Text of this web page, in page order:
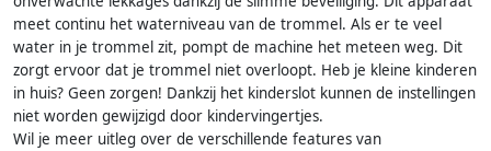
meet continu het waterniveau van de trommel. Als er te veel
water in je trommel zit, pompt de machine het meteen weg. Dit
zorgt ervoor dat je trommel niet overloopt. Heb je kleine kinderen
in huis? Geen zorgen! Dankzij het kinderslot kunnen de instellingen
niet worden gewijzigd door kindervingertjes.
Wil je meer uitleg over de verschillende features van